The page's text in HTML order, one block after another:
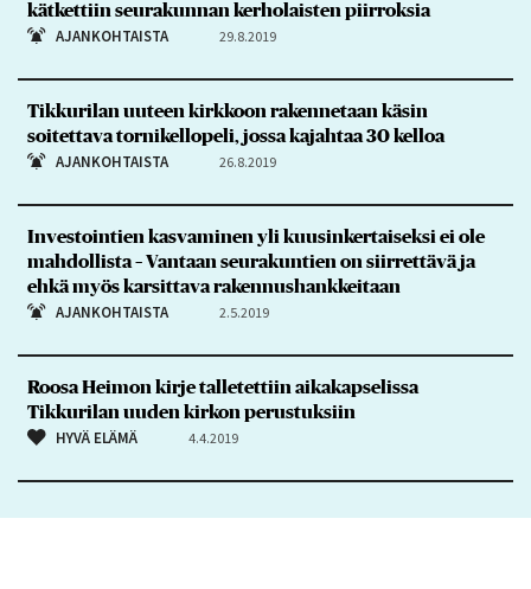
kätkettiin seurakunnan kerholaisten piirroksia
AJANKOHTAISTA 29.8.2019
Tikkurilan uuteen kirkkoon rakennetaan käsin
soitettava tornikellopeli, jossa kajahtaa 30 kelloa
AJANKOHTAISTA 26.8.2019
Investointien kasvaminen yli kuusinkertaiseksi ei ole
mahdollista – Vantaan seurakuntien on siirrettävä ja
ehkä myös karsittava rakennushankkeitaan
AJANKOHTAISTA 2.5.2019
Roosa Heimon kirje talletettiin aikakapselissa
Tikkurilan uuden kirkon perustuksiin
HYVÄ ELÄMÄ 4.4.2019